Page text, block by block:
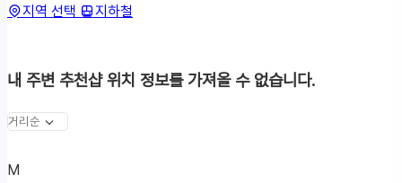
지역 선택
지하철
내 주변 추천샵위치 정보를 가져올 수 없습니다.
마
M